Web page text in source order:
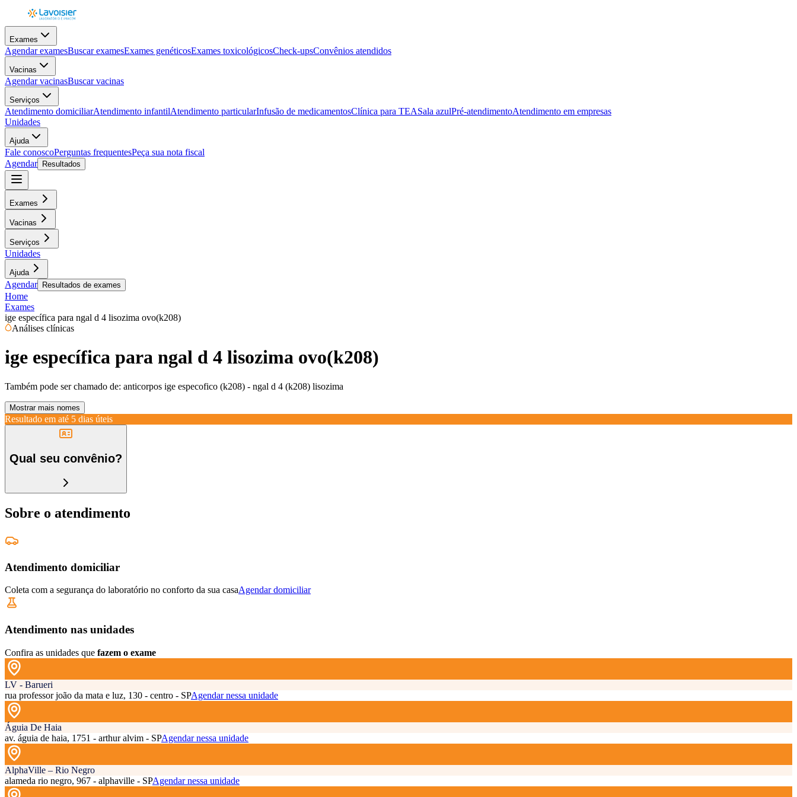
Exames
Agendar examesBuscar examesExames genéticosExames toxicológicosCheck-upsConvênios atendidos
Vacinas
Agendar vacinasBuscar vacinas
Serviços
Atendimento domiciliarAtendimento infantilAtendimento particularInfusão de medicamentosClínica para TEASala azulPré-atendimentoAtendimento em empresas
Unidades
Ajuda
Fale conoscoPerguntas frequentesPeça sua nota fiscal
Agendar
Resultados
Exames
Vacinas
Serviços
Unidades
Ajuda
Agendar Resultados de exames
Home
Exames
ige específica para ngal d 4 lisozima ovo(k208)
Análises clínicas
ige específica para ngal d 4 lisozima ovo(k208)
Também pode ser chamado de: anticorpos ige especofico (k208) - ngal d 4 (k208) lisozima
Mostrar mais nomes
Resultado em até 5 dias úteis
Qual seu convênio?
Sobre o atendimento
Atendimento domiciliar
Coleta com a segurança do laboratório no conforto da sua casaAgendar domiciliar
Atendimento nas unidades
Confira as unidades que fazem o exame
LV - Barueri
rua professor joão da mata e luz, 130 - centro - SPAgendar nessa unidade
Águia De Haia
av. águia de haia, 1751 - arthur alvim - SPAgendar nessa unidade
AlphaVille – Rio Negro
alameda rio negro, 967 - alphaville - SPAgendar nessa unidade